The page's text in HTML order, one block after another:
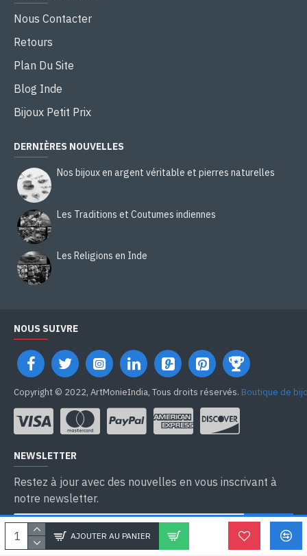
AJOUTER AU PANIER
Nous Contacter
Retours
Plan Du Site
Blog Inde
Bijoux Petit Prix
DERNIÈRES NOUVELLES
Nos bijoux en argent véritable et pierres naturelles
Les Traditions et Coutumes indiennes
Les Religions en Inde
NOUS SUIVRE
Copyright © 2022, ArtMonieIndia, Tous droits réservés. Boutique de
NEWSLETTER
Restez à jour avec des nouvelles en vous inscrivant à
notre newsletter.